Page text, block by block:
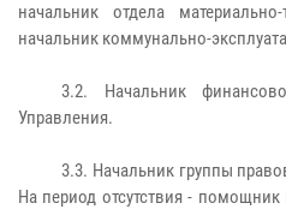
начальник отдела
начальник коммунально-
3.2. Начальник
Управления.
3.3. Начальник группы
На период отсутствия -